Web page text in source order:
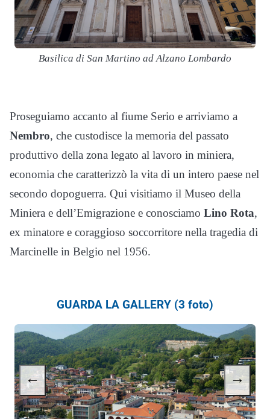
Basilica di San Martino ad Alzano Lombardo
Proseguiamo accanto al fiume Serio e arriviamo a
Nembro, che custodisce la memoria del passato
produttivo della zona legato al lavoro in miniera,
economia che caratterizzò la vita di un intero paese nel
secondo dopoguerra. Qui visitiamo il Museo della
Miniera e dell’Emigrazione e conosciamo Lino Rota,
ex minatore e coraggioso soccorritore nella tragedia di
Marcinelle in Belgio nel 1956.
GUARDA LA GALLERY (3 foto)
← →